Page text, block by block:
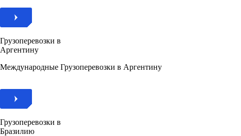
Грузоперевозки в
Аргентину
Международные Грузоперевозки в Аргентину
Грузоперевозки в
Бразилию